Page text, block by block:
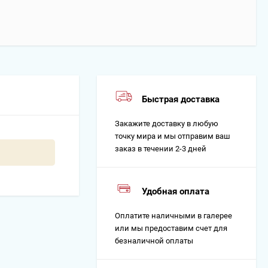
Быстрая доставка
Закажите доставку в любую
точку мира и мы отправим ваш
заказ в течении 2-3 дней
Удобная оплата
Оплатите наличными в галерее
или мы предоставим счет для
безналичной оплаты